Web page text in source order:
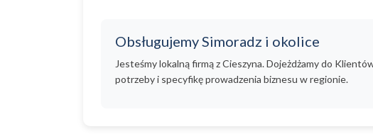
Obsługujemy Simoradz i okolice
Jesteśmy lokalną firmą z Cieszyna. Dojeżdżamy do
potrzeby i specyfikę prowadzenia biznesu w regionie.